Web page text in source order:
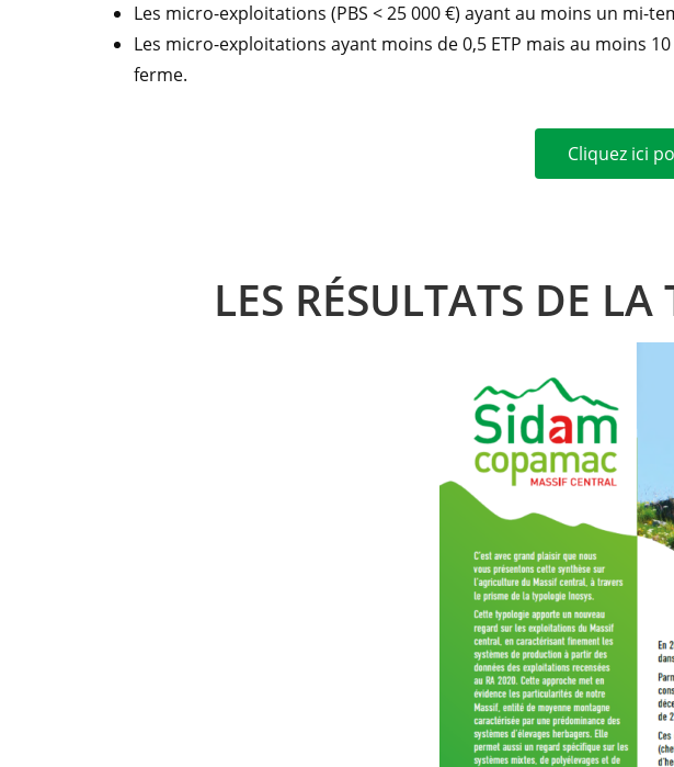
Les micro-exploitations (PBS < 25 000 €) ayant au moins un mi-
Les micro-exploitations ayant moins de 0,5 ETP mais au moins
ferme.
Cliquez ici
LES RÉSULTATS DE